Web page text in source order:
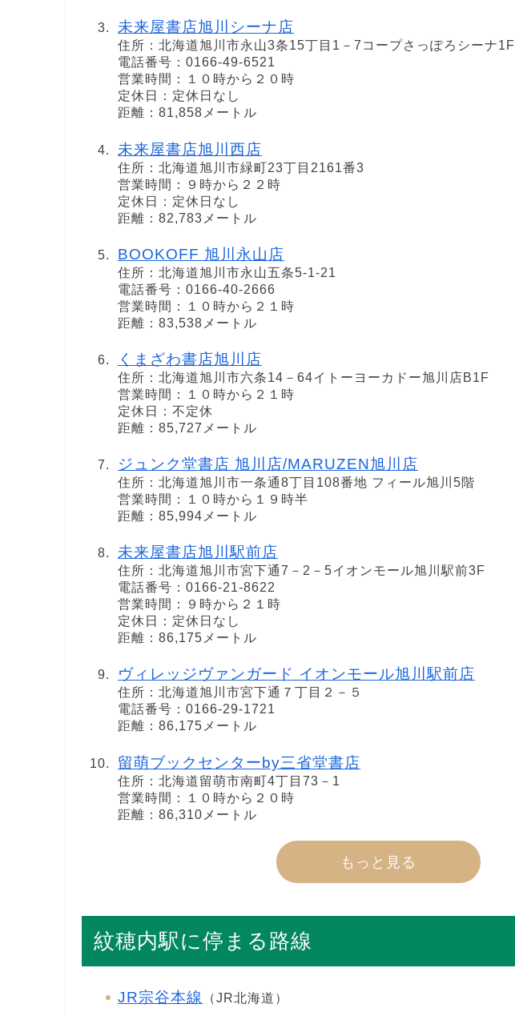
未来屋書店旭川シーナ店
住所：北海道旭川市永山3条15丁目1－7コープさっぽろシーナ1F
電話番号：0166-49-6521
営業時間：１０時から２０時
定休日：定休日なし
距離：81,858メートル
未来屋書店旭川西店
住所：北海道旭川市緑町23丁目2161番3
営業時間：９時から２２時
定休日：定休日なし
距離：82,783メートル
BOOKOFF 旭川永山店
住所：北海道旭川市永山五条5-1-21
電話番号：0166-40-2666
営業時間：１０時から２１時
距離：83,538メートル
くまざわ書店旭川店
住所：北海道旭川市六条14－64イトーヨーカドー旭川店B1F
営業時間：１０時から２１時
定休日：不定休
距離：85,727メートル
ジュンク堂書店 旭川店/MARUZEN旭川店
住所：北海道旭川市一条通8丁目108番地 フィール旭川5階
営業時間：１０時から１９時半
距離：85,994メートル
未来屋書店旭川駅前店
住所：北海道旭川市宮下通7－2－5イオンモール旭川駅前3F
電話番号：0166-21-8622
営業時間：９時から２１時
定休日：定休日なし
距離：86,175メートル
ヴィレッジヴァンガード イオンモール旭川駅前店
住所：北海道旭川市宮下通７丁目２－５
電話番号：0166-29-1721
距離：86,175メートル
留萌ブックセンターby三省堂書店
住所：北海道留萌市南町4丁目73－1
営業時間：１０時から２０時
距離：86,310メートル
もっと見る
紋穂内駅に停まる路線
JR宗谷本線 （JR北海道）